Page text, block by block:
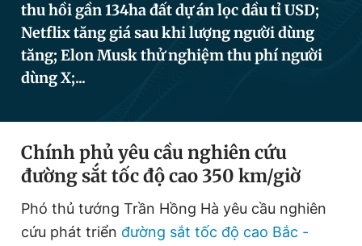
Đọc Thanh Niên trên điện thoại
Theo dõi báo trên
Hotline
0906 645 777
Liên hệ quảng cáo
0908 780 404
Đặt báo Quảng cáo RSS Tòa soạn Chính sách bảo
thu hồi gần 134ha đất dự án lọc dầu tỉ USD;
Netflix tăng giá sau khi lượng người dùng
tăng; Elon Musk thử nghiệm thu phí người
dùng X;...
Chính phủ yêu cầu nghiên cứu
đường sắt tốc độ cao 350 km/giờ
Phó thủ tướng Trần Hồng Hà yêu cầu nghiên
cứu phát triển đường sắt tốc độ cao Bắc -